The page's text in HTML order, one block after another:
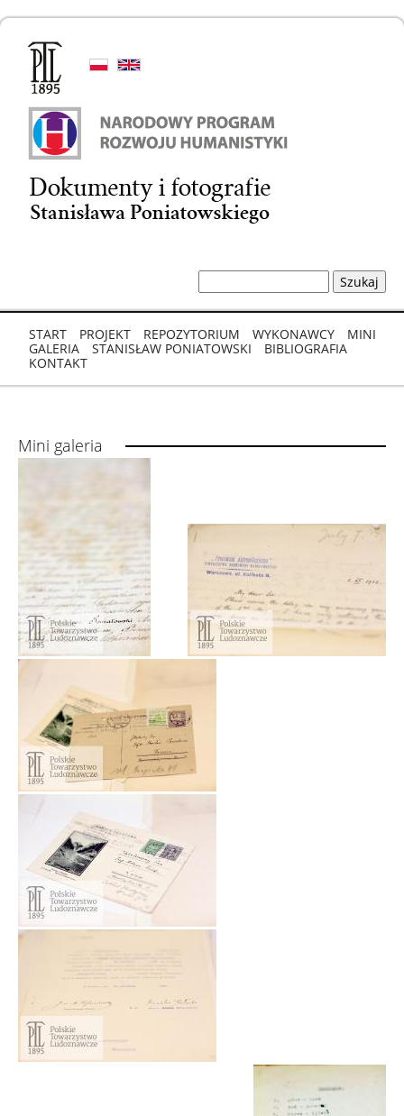
Formularz
S
z
u
a
j
Menu
główne
START PROJEKT REPOZYTORIUM WYKONAWCY
MINI
GALERIA
STANISŁAW PONIATOWSKI
BIBLIOGRAFIA
KONTAKT
Mini galeria